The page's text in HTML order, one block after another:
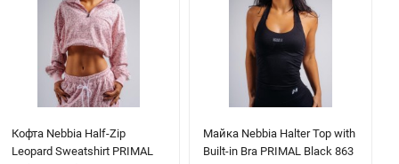
Кофта Nebbia Half-Zip
Leopard Sweatshirt PRIMAL
Майка Nebbia Halter Top with
Built-in Bra PRIMAL Black 863